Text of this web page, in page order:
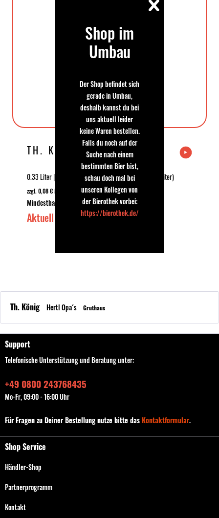
TH. KÖNIG ZWICKL
0.33 Liter | 5.3 % Vol | 0,79 €1,29 € *| (2,39 € * / 1 Liter)
zzgl. 0,08 € MEHRWEG-Pfand
Mindesthaltbarkeitsdatum: 24.06.2021
Aktuell Ausverkauft
Th. König Hertl Opa´s Gruthaus
Support
Telefonische Unterstützung und Beratung unter:
+49 0800 243768435
Mo-Fr, 09:00 - 16:00 Uhr
Für Fragen zu Deiner Bestellung nutze bitte dasKontaktformular.
Shop Service
Händler-Shop
Partnerprogramm
Kontakt
Shop im
Umbau
Der Shop befindet sich
gerade in Umbau,
deshalb kannst du bei
uns aktuell leider
keine Waren bestellen.
Falls du noch auf der
Suche nach einem
bestimmten Bier bist,
schau doch mal bei
unseren Kollegen von
der Bierothek vorbei:
https://bierothek.de/